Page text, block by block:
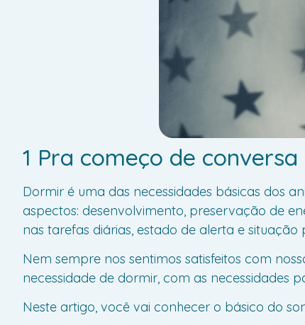
1 Pra começo de conversa
Dormir é uma das necessidades básicas dos
aspectos: desenvolvimento, preservação de
nas tarefas diárias, estado de alerta e situação
Nem sempre nos sentimos satisfeitos com
necessidade de dormir, com as necessidades
Neste artigo, você vai conhecer o básico do